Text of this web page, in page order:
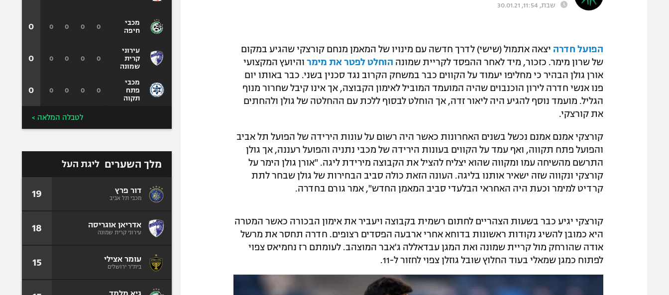
שבת, 11:54, 30.01.21
הפועל חדרה יצאה אתמול (שישי) לדרך חדשה עם מינויו של המאמן מנחם קורצקי שהגיע במקום
של שרון מימר. כזכור, מיד לאחר ההפסד לקריית שמונה הוחלט לפטר את מימר והיועץ המקצועי
אורן גולן הבהיר כי מחליפו יעמוד על הקווים כבר במשחק הקרוב נגד סכנין בשני. כבר באותו יום
פנו אנשי חדרה לירון הוכנבוים שהיה המועמד המוביל לאימון הקבוצה, אך אינו קיבל שחרור מנוף
הגליל. מועמד נוסף להגיע היה ליאור זדה, אך הוחלט לבסוף ללכת עם ההחלטה של גולן ולהחתים
את קורצקי.
קורצקי אמנם אמנם נכשל בשנים האחרונות כאשר היה רשום על עונות הירידה של הפועל תל אביב
והפועל פתח תקווה, ואף עמד על הקווים בעונות הירידה של מכבי נתניה והפועל רעננה, אך גולן
התרשם מהשיחה עמו ומקווה שהוא יצליח להציל את הקבוצה מירידת ליגה. "אורן גולן הימר על
קורצקי ונקווה שזה ישאיר אותנו בליגה. העונה הזאת כולה סביב הבחירות של גולן שבחר לתת
קרדיט למימר וכעת היה האחראי הבלעדי סביב המאמן החדש", אמר גורם בחדרה.
קורצקי יגיע כבר בשעות הצהריים לחתום רשמית בקבוצה ויעביר את אימון הבכורה כאשר המטרה
היא כמובן להשיג נקודות ראשונות בדוחא אחרי ארבעה הפסדים רצופים. חדרה תחסר את מרשל
אודה שהורחק מול קריית שמונה ואת המגן עבדאללה ג'אבר המוצהב. לעומתם רז נחמיאס צפוי
לפתוח כמגן שמאלי בעוד החלוץ שובל גוזלן צפוי לחזור ל-11.
מכבי
חיפה
עירוני
קרית
שמונה
מכבי
פתח
תקוה
0
0
0
0
0
0
0
0
0
0
0
0
0
0
0
לטבלה המלאה >
מלך השערים ליגת העל
דור פרץ
מכבי תל אביב 19
אדריאן אוגריסה
עירוני קרית שמונה 18
עומר אצילי
בית"ר ירושלים 15
גיא מלמד